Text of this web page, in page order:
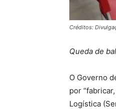
Créditos:
Queda de
O Governo
por
Logística